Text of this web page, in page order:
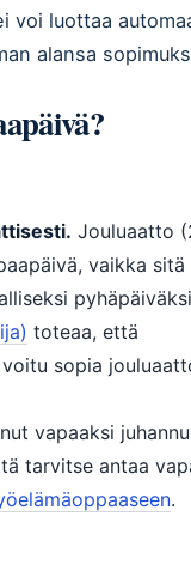
voi luottaa
alansa
Jouluaatto
vaikka sitä
toteaa, että
sopia
vapaaksi
tarvitse antaa
.